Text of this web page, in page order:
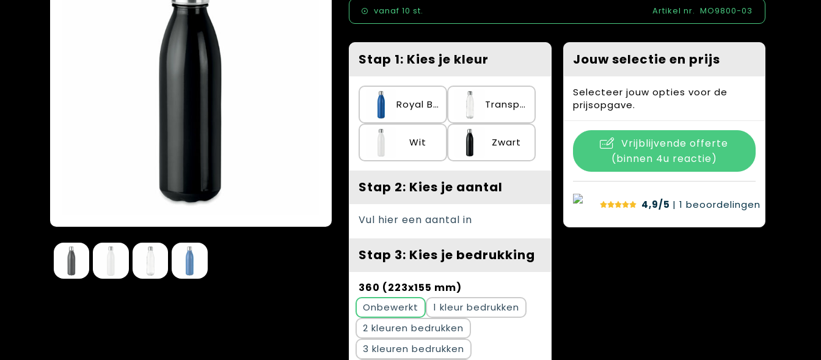
vanaf 10 st. Artikel nr. MO9800-03
Stap 1: Kies je kleur
Royal Blauw Transparant
Wit Zwart
Stap 2: Kies je aantal
Vul hier een aantal in
Stap 3: Kies je bedrukking
360 (223x155 mm)
Onbewerkt
1
2
3
Jouw selectie en prijs
Selecteer jouw opties voor de
prijsopgave.
Vrijblijvende offerte
(binnen 4u reactie)
4,9/5 | 1 beoordelingen